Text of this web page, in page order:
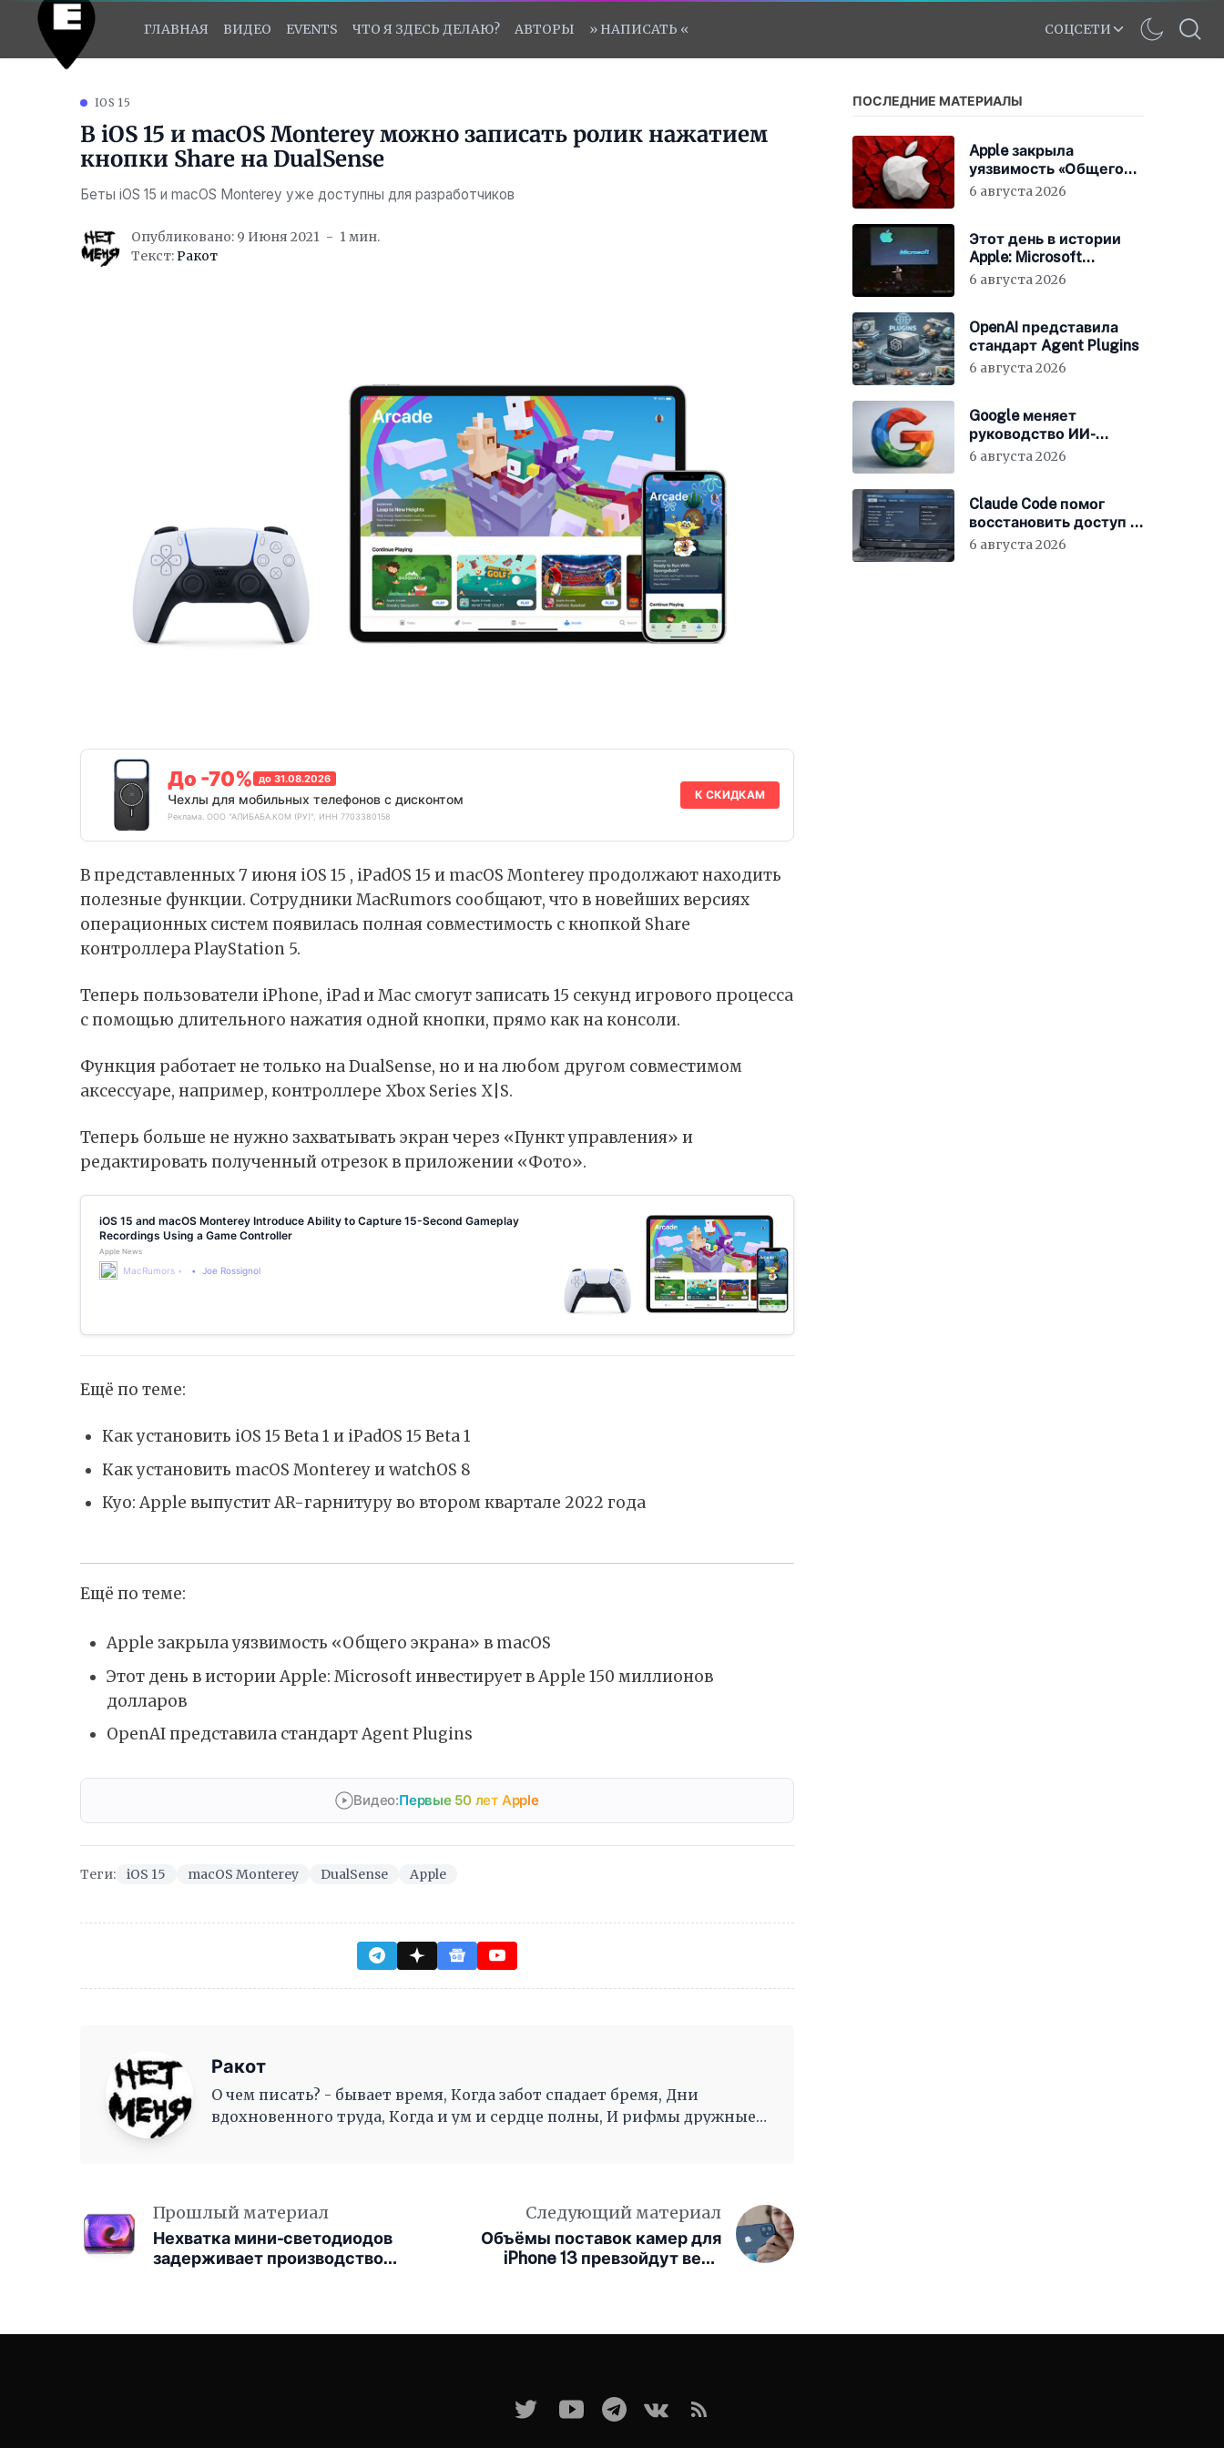
ГЛАВНАЯ ВИДЕО EVENTS ЧТО Я ЗДЕСЬ ДЕЛАЮ? АВТОРЫ » НАПИСАТЬ « СОЦСЕТИ
IOS 15
В iOS 15 и macOS Monterey можно записать ролик нажатием
кнопки Share на DualSense
Беты iOS 15 и macOS Monterey уже доступны для разработчиков
Опубликовано: 9 Июня 2021
1 мин.
Текст:Ракот
До -70% до 31.08.2026
Чехлы для мобильных телефонов с дисконтом
Реклама. ООО "АЛИБАБА.КОМ (РУ)", ИНН 7703380158
К СКИДКАМ
В представленных 7 июня iOS 15 , iPadOS 15 и macOS Monterey продолжают находить
полезные функции. Сотрудники MacRumors сообщают, что в новейших версиях
операционных систем появилась полная совместимость с кнопкой Share
контроллера PlayStation 5.
Теперь пользователи iPhone, iPad и Mac смогут записать 15 секунд игрового процесса
с помощью длительного нажатия одной кнопки, прямо как на консоли.
Функция работает не только на DualSense, но и на любом другом совместимом
аксессуаре, например, контроллере Xbox Series X|S.
Теперь больше не нужно захватывать экран через «Пункт управления» и
редактировать полученный отрезок в приложении «Фото».
iOS 15 and macOS Monterey Introduce Ability to Capture 15-Second Gameplay
Recordings Using a Game Controller
Apple News
MacRumors Joe Rossignol
Ещё по теме:
Как установить iOS 15 Beta 1 и iPadOS 15 Beta 1
Как установить macOS Monterey и watchOS 8
Куо: Apple выпустит AR-гарнитуру во втором квартале 2022 года
Ещё по теме:
Apple закрыла уязвимость «Общего экрана» в macOS
Этот день в истории Apple: Microsoft инвестирует в Apple 150 миллионов
долларов
OpenAI представила стандарт Agent Plugins
Видео:Первые 50 лет Apple
Теги: iOS 15 macOS Monterey DualSense Apple
Ракот
О чем писать? - бывает время, Когда забот спадает бремя, Дни
вдохновенного труда, Когда и ум и сердце полны, И рифмы дружные,
Прошлый материал
Нехватка мини-светодиодов
задерживает производство
Следующий материал
Объёмы поставок камер для
iPhone 13 превзойдут весь
ПОСЛЕДНИЕ МАТЕРИАЛЫ
Apple закрыла
уязвимость «Общего
экрана» в macOS
6 августа 2026
Этот день в истории
Apple: Microsoft
инвестирует в Apple
6 августа 2026
OpenAI представила
стандарт Agent Plugins
6 августа 2026
Google меняет
руководство ИИ-
направления
6 августа 2026
Claude Code помог
восстановить доступ к
BIOS ноутбука
6 августа 2026